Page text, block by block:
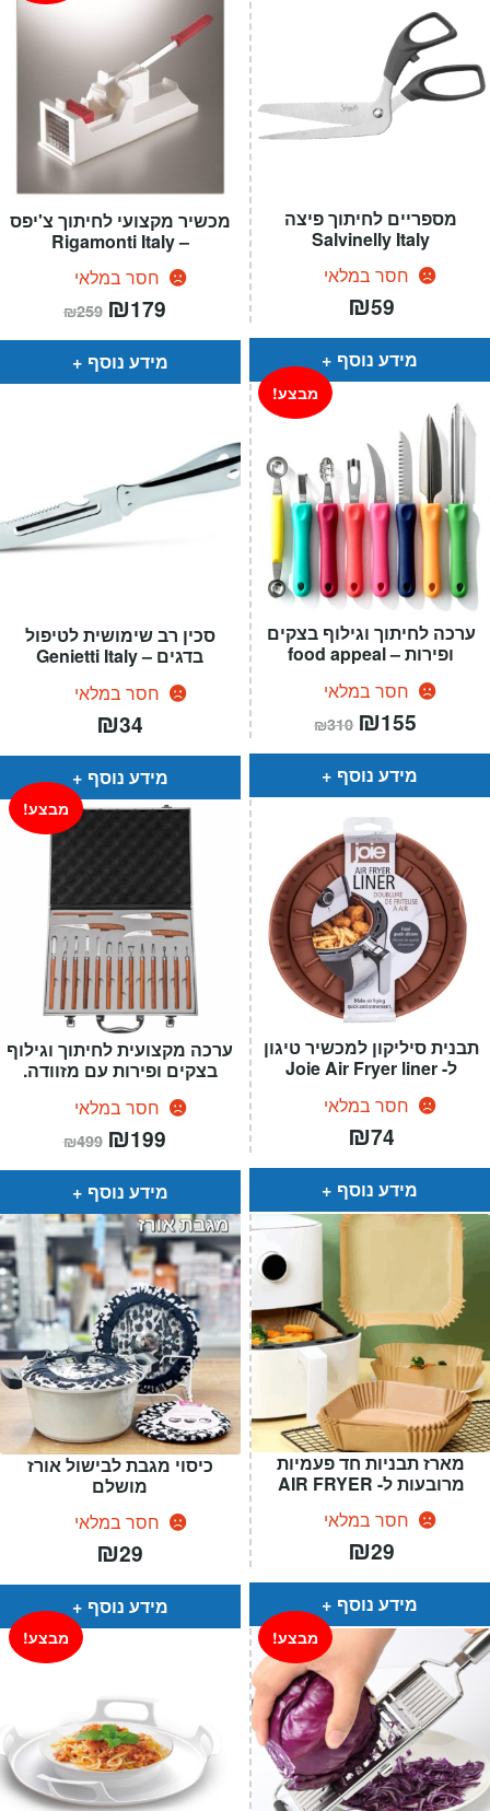
מכשיר מקצועי לחיתוך צ'יפס
– Rigamonti Italy
חסר במלאי
₪259 המחיר
המקורי
היה:
₪259.
₪179
הוא:
מידע נוסף
מספריים לחיתוך פיצה
Salvinelly Italy
חסר במלאי
₪59
מידע נוסף
סכין רב שימושית לטיפול
בדגים – Genietti Italy
חסר במלאי
₪34
מידע נוסף
ערכה לחיתוך וגילוף בצקים
ופירות – food appeal
חסר במלאי
מבצע!
₪310 המחיר
המקורי
היה:
₪310.
₪155
הוא:
מידע נוסף
ערכה מקצועית לחיתוך וגילוף
בצקים ופירות עם מזוודה.
חסר במלאי
מבצע!
₪499 המחיר
המקורי
היה:
₪499.
₪199
הוא:
מידע נוסף
תבנית סיליקון למכשיר טיגון
ל- Joie Air Fryer liner
חסר במלאי
₪74
מידע נוסף
כיסוי מגבת לבישול אורז
מושלם
חסר במלאי
₪29
מידע נוסף
מארז תבניות חד פעמיות
מרובעות ל- AIR FRYER
חסר במלאי
₪29
מידע נוסף
מבצע! מבצע!